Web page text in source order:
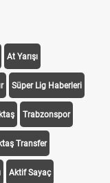
At Yarışı
Süper Lig Haberleri
Trabzonspor
Transfer
Aktif Sayaç